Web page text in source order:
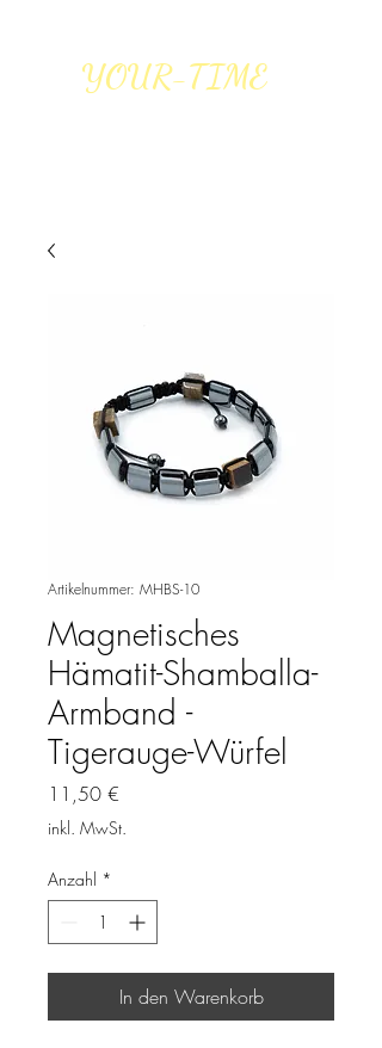
YOUR-TIME
Artikelnummer: MHBS-10
Magnetisches
Hämatit-Shamballa-
Armband -
Tigerauge-Würfel
11,50 €
inkl. MwSt.
Anzahl *
In den Warenkorb